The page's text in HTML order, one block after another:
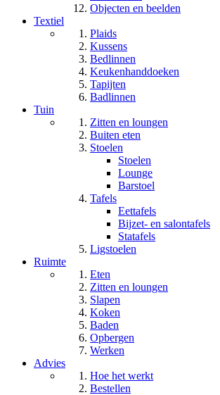
Objecten en beelden
Textiel
Plaids
Kussens
Bedlinnen
Keukenhanddoeken
Tapijten
Badlinnen
Tuin
Zitten en loungen
Buiten eten
Stoelen
Stoelen
Lounge
Barstoel
Tafels
Eettafels
Bijzet- en salontafels
Statafels
Ligstoelen
Ruimte
Eten
Zitten en loungen
Slapen
Koken
Baden
Opbergen
Werken
Advies
Hoe het werkt
Bestellen